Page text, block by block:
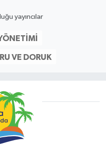
yayıncılar
VE DORUK